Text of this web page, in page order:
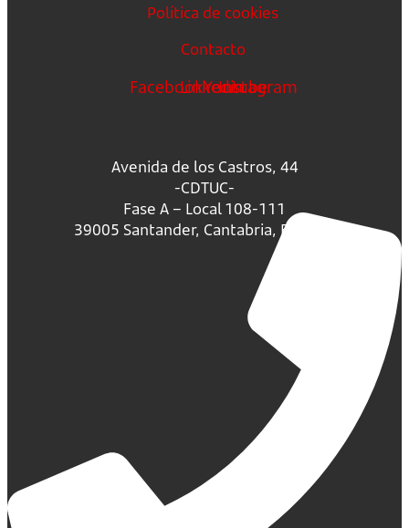
Política de cookies
Contacto
FacebookLinkedin
Youtube
Instagram
Avenida de los Castros, 44
-CDTUC-
Fase A – Local 108-111
39005 Santander, Cantabria, España.